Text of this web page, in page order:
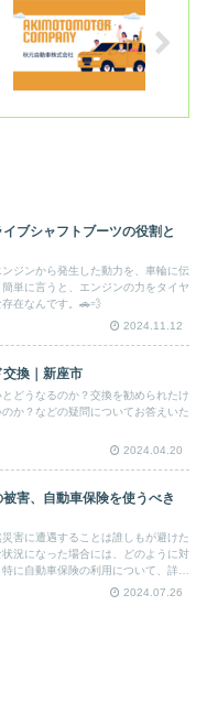
イブシャフトブーツの役割と
ンジンから発生した動力を、車輪に伝
単に言うと、エンジンの力をタイヤ
在なんです。🚗💨
2024.11.12
換｜新座市
どうなるのか？交換を勧められたけ
か？などの疑問についてお答えいた
2024.04.20
害、自動車保険を使うべき
害に遭遇することは誰しもが避けた
況になった場合には、どのように対
に自動車保険の利用について、詳し
2024.07.26